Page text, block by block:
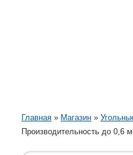
Главная » Магазин »
Производительность до 0,6